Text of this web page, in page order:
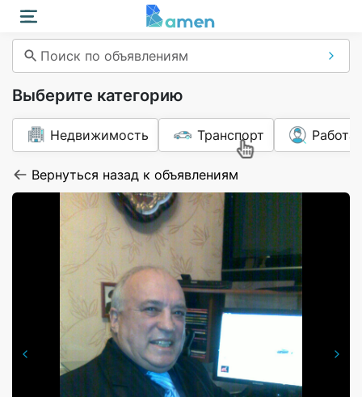
Поиск по объявлениям
Выберите категорию
Недвижимость Транспорт Работа
Вернуться назад к объявлениям